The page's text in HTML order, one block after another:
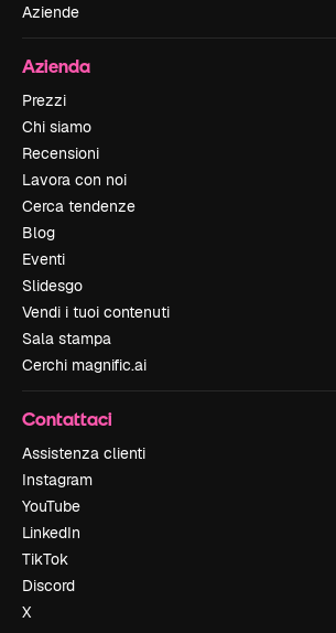
Aziende
Azienda
Prezzi
Chi siamo
Recensioni
Lavora con noi
Cerca tendenze
Blog
Eventi
Slidesgo
Vendi i tuoi contenuti
Sala stampa
Cerchi magnific.ai
Contattaci
Assistenza clienti
Instagram
YouTube
LinkedIn
TikTok
Discord
X